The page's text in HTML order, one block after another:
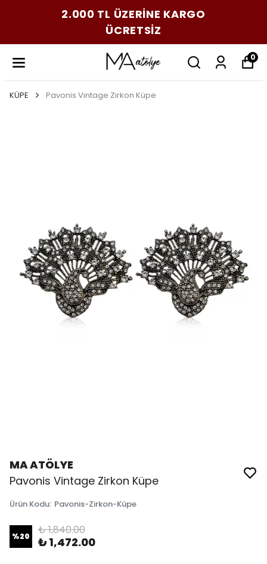
2.000 TL ÜZERİNE KARGO
ÜCRETSİZ
0
KÜPE Pavonis Vintage Zirkon Küpe
MA ATÖLYE
Pavonis Vintage Zirkon Küpe
Ürün Kodu: Pavonis-Zirkon-Küpe
%20 ₺ 1,840.00
₺ 1,472.00